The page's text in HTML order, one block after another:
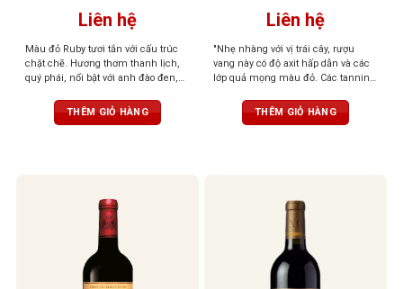
Liên hệ
Màu đỏ Ruby tươi tắn với cấu trúc
chặt chẽ. Hương thơm thanh lịch,
quý phái, nổi bật với anh đào đen,
tannin mượt mà, kéo dài ở hậu vị
cùng dư vị ngọt thanh dễ chịu. Kết
THÊM GIỎ HÀNG
Liên hệ
"Nhẹ nhàng với vị trái cây, rượu
vang này có độ axit hấp dẫn và các
lớp quả mọng màu đỏ. Các tannin
trái cây của rượu vang, chứa nhiều
axit và sẽ sớm sẵn sàng cho mọi
THÊM GIỎ HÀNG